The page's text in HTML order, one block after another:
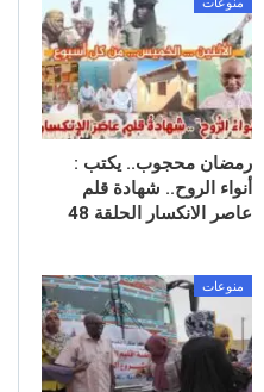
منوعات
رمضان محجوب.. يكتب :
أنواء الروح.. شهادة قلم
عاصر الانكسار الحلقة 48
منوعات